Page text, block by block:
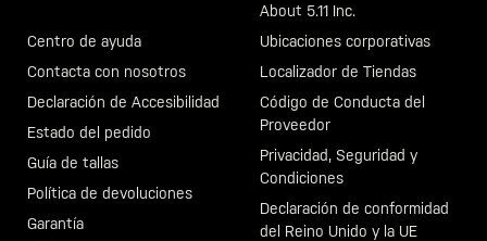
Centro de ayuda
Contacta con nosotros
Declaración de Accesibilidad
Estado del pedido
Guía de tallas
Política de devoluciones
Garantía
About 5.11 Inc.
Ubicaciones corporativas
Localizador de Tiendas
Código de Conducta del
Proveedor
Privacidad, Seguridad y
Condiciones
Declaración de conformidad
del Reino Unido y la UE